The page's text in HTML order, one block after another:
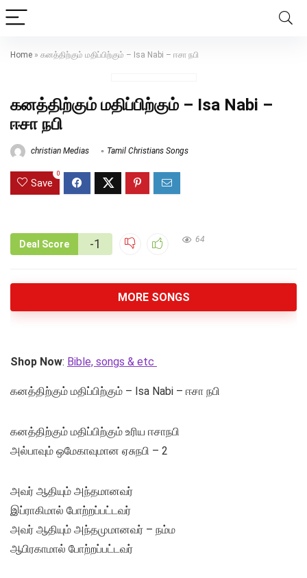
Home » கனத்திற்கும் மதிப்பிற்கும் – Isa Nabi – ஈசா நபி
கனத்திற்கும் மதிப்பிற்கும் – Isa Nabi –
ஈசா நபி
christian Medias Tamil Christians Songs
Save
0
Deal Score -1 64
MORE SONGS
Shop Now: Bible, songs & etc
கனத்திற்கும் மதிப்பிற்கும் – Isa Nabi – ஈசா நபி
கனத்திற்கும் மதிப்பிற்கும் உரிய ஈசாநபி
அல்பாவும் ஒமேகாவுமான ஏசுநபி – 2
அவர் ஆதியும் அந்தமானவர்
இப்ராகிமால் போற்றப்பட்டவர்
அவர் ஆதியும் அந்தமுமானவர் – நம்ம
ஆபிரகாமால் போற்றப்பட்டவர்